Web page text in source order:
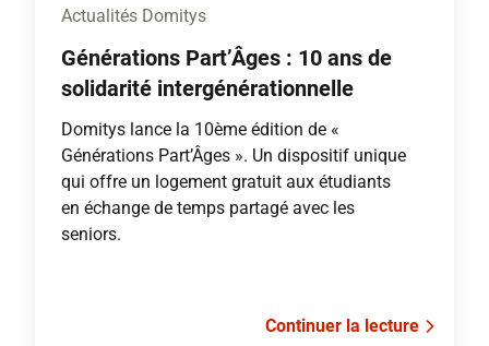
Actualités Domitys
Générations Part’Âges : 10 ans de
solidarité intergénérationnelle
Domitys lance la 10ème édition de «
Générations Part’Âges ». Un dispositif unique
qui offre un logement gratuit aux étudiants
en échange de temps partagé avec les
seniors.
Continuer la lecture